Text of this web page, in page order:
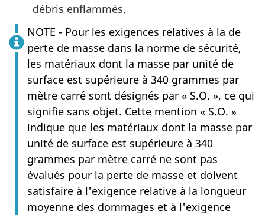
débris enflammés.
NOTE - Pour les exigences relatives à la de
perte de masse dans la norme de sécurité,
les matériaux dont la masse par unité de
surface est supérieure à 340 grammes par
mètre carré sont désignés par « S.O. », ce qui
signifie sans objet. Cette mention « S.O. »
indique que les matériaux dont la masse par
unité de surface est supérieure à 340
grammes par mètre carré ne sont pas
évalués pour la perte de masse et doivent
satisfaire à l'exigence relative à la longueur
moyenne des dommages et à l'exigence